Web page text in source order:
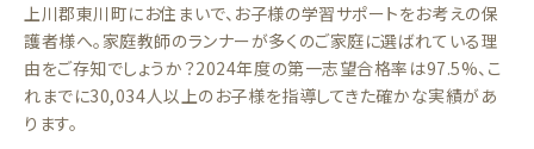
上川郡東川町にお住まいで、お子様の学習サポートをお考えの保
護者様へ。家庭教師のランナーが多くのご家庭に選ばれている理
由をご存知でしょうか？2024年度の第一志望合格率は97.5%、こ
れまでに30,034人以上のお子様を指導してきた確かな実績があ
ります。